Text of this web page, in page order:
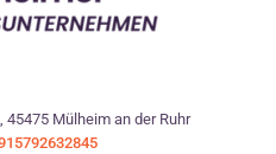
45475 Mülheim an der Ruhr